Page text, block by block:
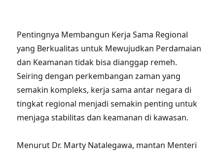
Pentingnya Membangun Kerja Sama Regional
yang Berkualitas untuk Mewujudkan Perdamaian
dan Keamanan tidak bisa dianggap remeh.
Seiring dengan perkembangan zaman yang
semakin kompleks, kerja sama antar negara di
tingkat regional menjadi semakin penting untuk
menjaga stabilitas dan keamanan di kawasan.
Menurut Dr. Marty Natalegawa, mantan Menteri